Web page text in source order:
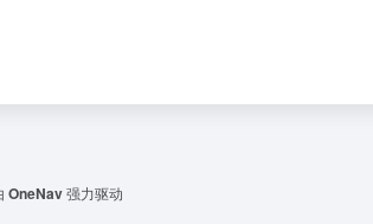
OneNav强力驱动